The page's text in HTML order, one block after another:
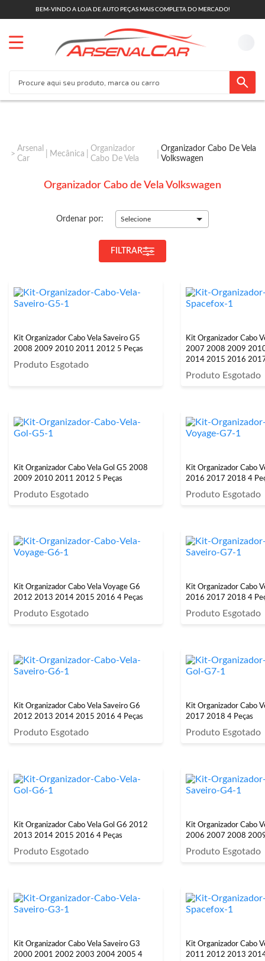
BEM-VINDO A LOJA DE AUTO PEÇAS MAIS COMPLETA DO MERCADO!
Arsenal
Car
Mecânica
Organizador
Cabo De Vela
Organizador Cabo De Vela
Volkswagen
Organizador Cabo de Vela Volkswagen
Ordenar por: Selecione
FILTRAR
Kit Organizador Cabo Vela Saveiro G5
2008 2009 2010 2011 2012 5 Peças
Produto Esgotado
Kit Organizador Cabo
2007 2008 2009
2014 2015 2016
Peças
Produto Esgotado
Kit Organizador Cabo Vela Gol G5 2008
2009 2010 2011 2012 5 Peças
Produto Esgotado
Kit Organizador Cabo
2016 2017 2018 4
Produto Esgotado
Kit Organizador Cabo Vela Voyage G6
2012 2013 2014 2015 2016 4 Peças
Produto Esgotado
Kit Organizador Cabo
2016 2017 2018 4
Produto Esgotado
Kit Organizador Cabo Vela Saveiro G6
2012 2013 2014 2015 2016 4 Peças
Produto Esgotado
Kit Organizador Cabo
2017 2018 4 Peças
Produto Esgotado
Kit Organizador Cabo Vela Gol G6 2012
2013 2014 2015 2016 4 Peças
Produto Esgotado
Kit Organizador Cabo
2006 2007 2008
Produto Esgotado
Kit Organizador Cabo Vela Saveiro G3
2000 2001 2002 2003 2004 2005 4
Kit Organizador Cabo
2011 2012 2013